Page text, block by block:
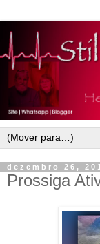
dezembro 26,
Prossiga